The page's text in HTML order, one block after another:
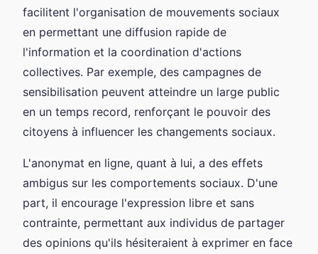
facilitent l'organisation de mouvements sociaux
en permettant une diffusion rapide de
l'information et la coordination d'actions
collectives. Par exemple, des campagnes de
sensibilisation peuvent atteindre un large public
en un temps record, renforçant le pouvoir des
citoyens à influencer les changements sociaux.
L'anonymat en ligne, quant à lui, a des effets
ambigus sur les comportements sociaux. D'une
part, il encourage l'expression libre et sans
contrainte, permettant aux individus de partager
des opinions qu'ils hésiteraient à exprimer en face